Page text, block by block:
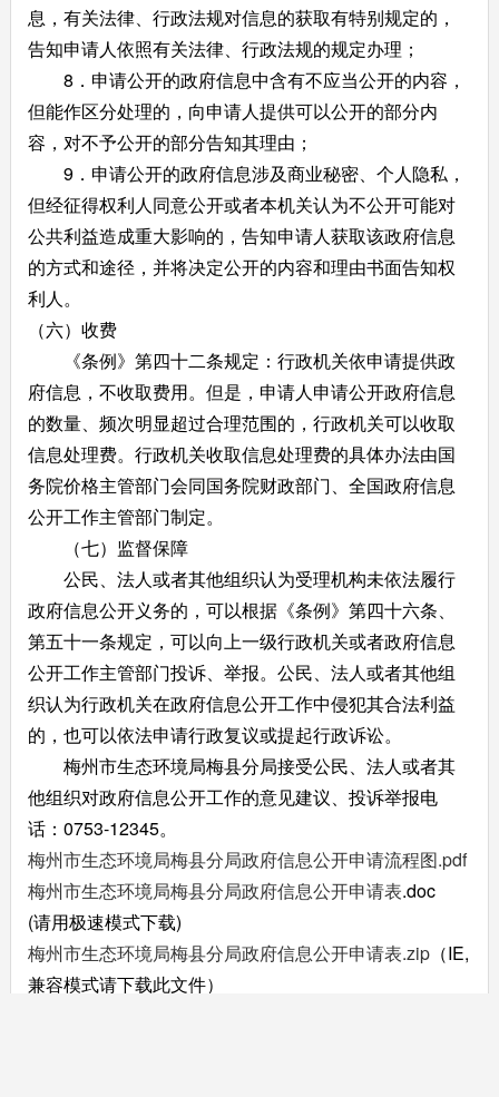
息，有关法律、行政法规对信息的获取有特别规定的，
告知申请人依照有关法律、行政法规的规定办理；
8．申请公开的政府信息中含有不应当公开的内容，
但能作区分处理的，向申请人提供可以公开的部分内
容，对不予公开的部分告知其理由；
9．申请公开的政府信息涉及商业秘密、个人隐私，
但经征得权利人同意公开或者本机关认为不公开可能对
公共利益造成重大影响的，告知申请人获取该政府信息
的方式和途径，并将决定公开的内容和理由书面告知权
利人。
（六）收费
《条例》第四十二条规定：行政机关依申请提供政
府信息，不收取费用。但是，申请人申请公开政府信息
的数量、频次明显超过合理范围的，行政机关可以收取
信息处理费。行政机关收取信息处理费的具体办法由国
务院价格主管部门会同国务院财政部门、全国政府信息
公开工作主管部门制定。
（七）监督保障
公民、法人或者其他组织认为受理机构未依法履行
政府信息公开义务的，可以根据《条例》第四十六条、
第五十一条规定，可以向上一级行政机关或者政府信息
公开工作主管部门投诉、举报。公民、法人或者其他组
织认为行政机关在政府信息公开工作中侵犯其合法利益
的，也可以依法申请行政复议或提起行政诉讼。
梅州市生态环境局梅县分局接受公民、法人或者其
他组织对政府信息公开工作的意见建议、投诉举报电
话：0753-12345。
梅州市生态环境局梅县分局政府信息公开申请流程图.pdf
梅州市生态环境局梅县分局政府信息公开申请表.doc
(请用极速模式下载)
梅州市生态环境局梅县分局政府信息公开申请表.zip（IE,
兼容模式请下载此文件）